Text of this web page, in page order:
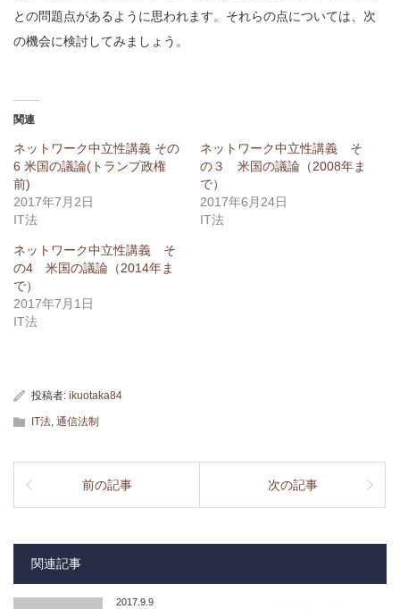
との問題点があるように思われます。それらの点については、次
の機会に検討してみましょう。
関連
ネットワーク中立性講義 その
6 米国の議論(トランプ政権
前)
2017年7月2日
IT法
ネットワーク中立性講義 そ
の３ 米国の議論（2008年ま
で）
2017年6月24日
IT法
ネットワーク中立性講義 そ
の4 米国の議論（2014年ま
で）
2017年7月1日
IT法
投稿者: ikuotaka84
IT法, 通信法制
前の記事 次の記事
関連記事
2017.9.9